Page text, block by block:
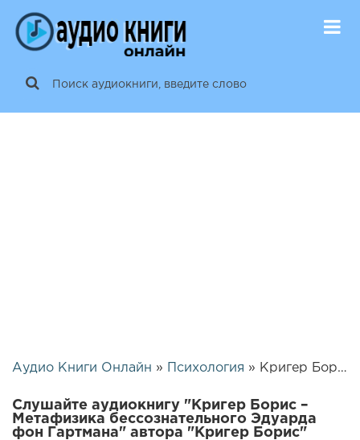
Аудио Книги Онлайн » Психология » Кригер Борис – Метафизика бессознательного Эдуарда фон Гартмана | 25495
Слушайте аудиокнигу "Кригер Борис –
Метафизика бессознательного Эдуарда
фон Гартмана" автора "Кригер Борис"